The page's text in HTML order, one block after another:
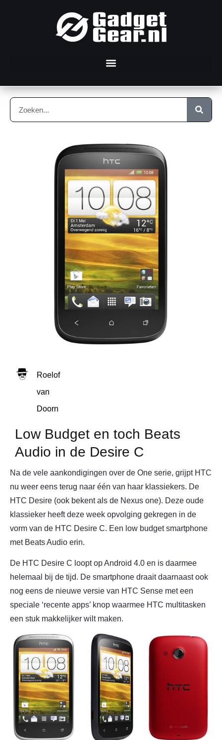
Roelof
van
Doorn
Low Budget en toch Beats
Audio in de Desire C
Na de vele aankondigingen over de One serie, grijpt HTC
nu weer eens terug naar één van haar klassiekers. De
HTC Desire (ook bekent als de Nexus one). Deze oude
klassieker heeft deze week opvolging gekregen in de
vorm van de HTC Desire C. Een low budget smartphone
met Beats Audio erin.
De HTC Desire C loopt op Android 4.0 en is daarmee
helemaal bij de tijd. De smartphone draait daarnaast ook
nog eens de nieuwe versie van HTC Sense met een
speciale ‘recente apps’ knop waarmee HTC multitasken
een stuk makkelijker wilt maken.